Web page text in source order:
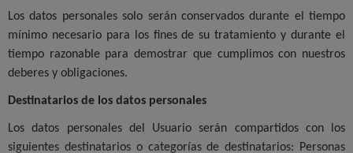
Los datos personales solo serán conservados durante el tiempo
mínimo necesario para los fines de su tratamiento y durante el
tiempo razonable para demostrar que cumplimos con nuestros
deberes y obligaciones.
Destinatarios de los datos personales
Los datos personales del Usuario serán compartidos con los
siguientes destinatarios o categorías de destinatarios: Personas